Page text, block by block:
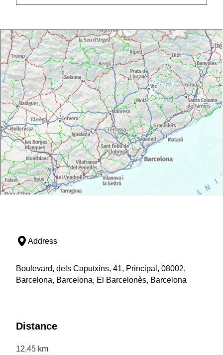
Address
Boulevard, dels Caputxins, 41, Principal, 08002,
Barcelona, Barcelona, El Barcelonès, Barcelona
Distance
12,45 km